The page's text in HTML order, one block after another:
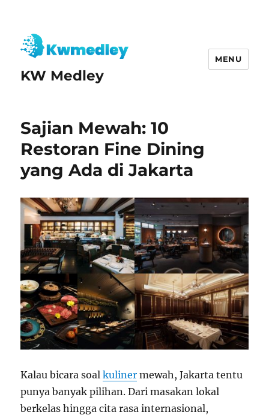
KW Medley
MENU
Sajian Mewah: 10
Restoran Fine Dining
yang Ada di Jakarta
Kalau bicara soalkuliner mewah, Jakarta tentu
punya banyak pilihan. Dari masakan lokal
berkelas hingga cita rasa internasional,